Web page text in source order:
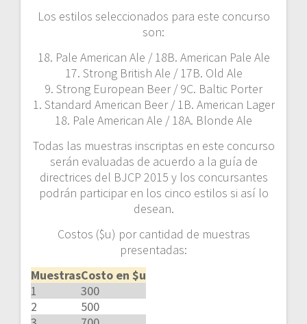
Los estilos seleccionados para este concurso
son:
18. Pale American Ale / 18B. American Pale Ale
17. Strong British Ale / 17B. Old Ale
9. Strong European Beer / 9C. Baltic Porter
1. Standard American Beer / 1B. American Lager
18. Pale American Ale / 18A. Blonde Ale
Todas las muestras inscriptas en este concurso
serán evaluadas de acuerdo a la guía de
directrices del BJCP 2015 y los concursantes
podrán participar en los cinco estilos si así lo
desean.
Costos ($u) por cantidad de muestras
presentadas:
MuestrasCosto en $u
1
300
2
500